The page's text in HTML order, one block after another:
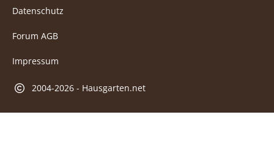
Datenschutz
Forum AGB
Impressum
2004-2026 - Hausgarten.net